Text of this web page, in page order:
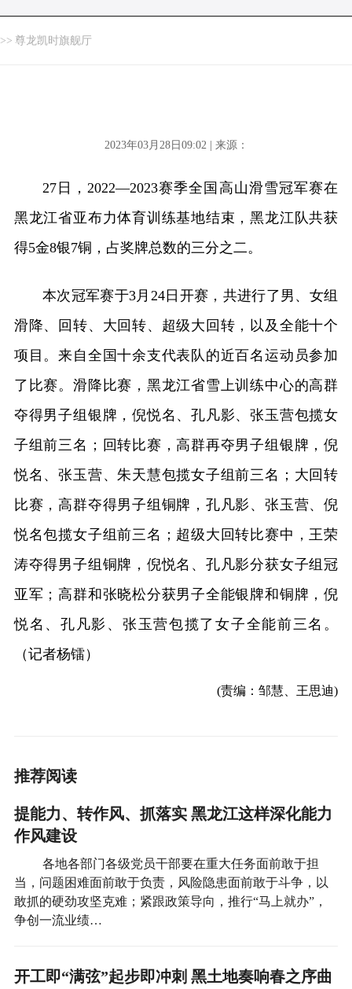
>> 尊龙凯时旗舰厅
2023年03月28日09:02 | 来源：
27日，2022—2023赛季全国高山滑雪冠军赛在
黑龙江省亚布力体育训练基地结束，黑龙江队共获
得5金8银7铜，占奖牌总数的三分之二。
本次冠军赛于3月24日开赛，共进行了男、女组
滑降、回转、大回转、超级大回转，以及全能十个
项目。来自全国十余支代表队的近百名运动员参加
了比赛。滑降比赛，黑龙江省雪上训练中心的高群
夺得男子组银牌，倪悦名、孔凡影、张玉营包揽女
子组前三名；回转比赛，高群再夺男子组银牌，倪
悦名、张玉营、朱天慧包揽女子组前三名；大回转
比赛，高群夺得男子组铜牌，孔凡影、张玉营、倪
悦名包揽女子组前三名；超级大回转比赛中，王荣
涛夺得男子组铜牌，倪悦名、孔凡影分获女子组冠
亚军；高群和张晓松分获男子全能银牌和铜牌，倪
悦名、孔凡影、张玉营包揽了女子全能前三名。
（记者杨镭）
(责编：邹慧、王思迪)
推荐阅读
提能力、转作风、抓落实 黑龙江这样深化能力
作风建设
各地各部门各级党员干部要在重大任务面前敢于担
当，问题困难面前敢于负责，风险隐患面前敢于斗争，以
敢抓的硬劲攻坚克难；紧跟政策导向，推行“马上就办”，
争创一流业绩…
开工即“满弦”起步即冲刺 黑土地奏响春之序曲